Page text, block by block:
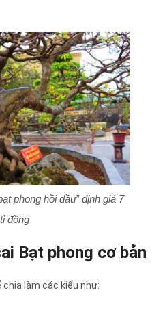
phong hồi đầu” định giá 7
tỉ đồng
Bạt phong cơ bản
chia làm các kiểu như: